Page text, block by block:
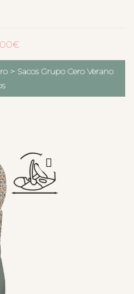
€
> Sacos Grupo Cero Verano